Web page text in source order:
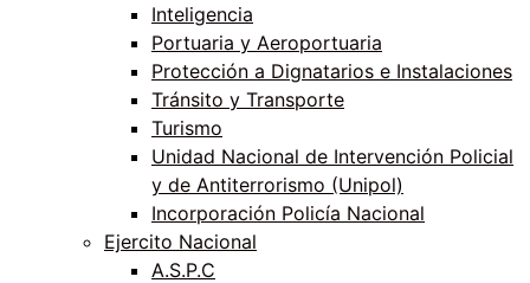
Inteligencia
Portuaria y Aeroportuaria
Protección a Dignatarios e Instalaciones
Tránsito y Transporte
Turismo
Unidad Nacional de Intervención Policial
y de Antiterrorismo (Unipol)
Incorporación Policía Nacional
Ejercito Nacional
A.S.P.C